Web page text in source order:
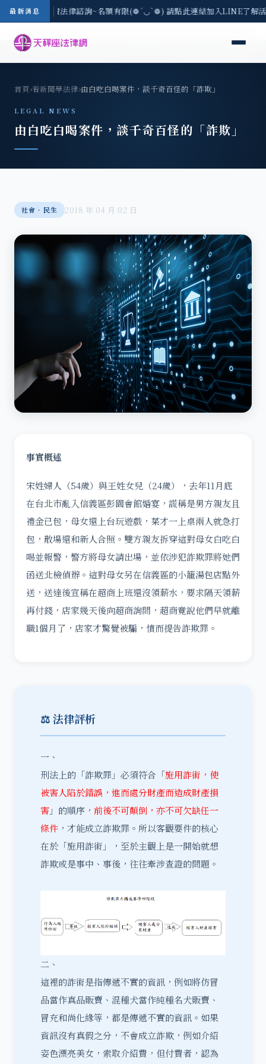
最新消息
3(一) 現場免費法律諮詢~名額有限(❁´◡`❁) 請點此連結加入LINE了
首頁›看新聞學法律›由白吃白喝案件，談千奇百怪的「詐欺」
LEGAL NEWS
由白吃白喝案件，談千奇百怪的「詐欺」
社會‧民生 2018 年 04 月 02 日
事實概述
宋姓婦人（54歲）與王姓女兒（24歲），去年11月底
在台北巿亂入信義區彭園會館婚宴，謊稱是男方親友且
禮金已包，母女還上台玩遊戲，菜才一上桌兩人就急打
包，散場還和新人合照。雙方親友拆穿這對母女白吃白
喝並報警，警方將母女請出場，並依涉犯詐欺罪將她們
函送北檢偵辦。這對母女另在信義區的小籠湯包店點外
送，送達後宣稱在超商上班還沒領薪水，要求隔天領薪
再付錢，店家幾天後向超商詢問，超商竟說他們早就離
職1個月了，店家才驚覺被騙，憤而提告詐欺罪。
⚖️ 法律評析
一、
刑法上的「詐欺罪」必須符合「施用詐術，使
被害人陷於錯誤，進而處分財產而造成財產損
害」的順序， 前後不可顛倒，亦不可欠缺任一
條件 ，才能成立詐欺罪。所以客觀要件的核心
在於「施用詐術」，至於主觀上是一開始就想
詐欺或是事中、事後，往往牽涉查證的問題。
二、
這裡的詐術是指傳遞不實的資訊，例如將仿冒
品當作真品販賣、混種犬當作純種名犬販賣、
冒充和尚化緣等，都是傳遞不實的資訊。如果
資訊沒有真假之分，不會成立詐欺，例如介紹
姿色漂亮美女，索取介紹費，但付費者，認為